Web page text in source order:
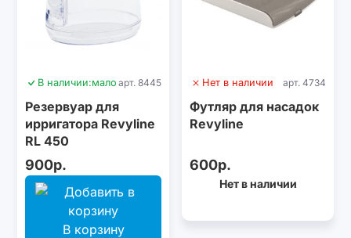
В наличии:мало арт. 8445
Резервуар для
ирригатора Revyline
RL 450
900р.
В корзину
Нет в наличии арт. 4734
Футляр для насадок
Revyline
600р.
Нет в наличии